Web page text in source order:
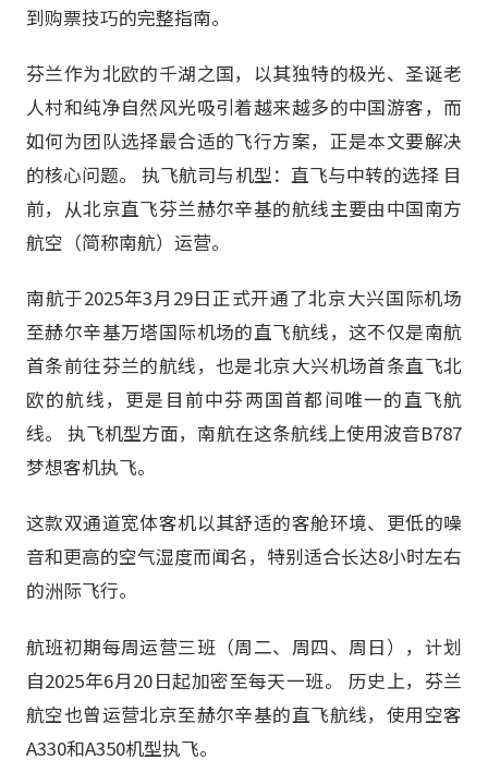
到购票技巧的完整指南。
芬兰作为北欧的千湖之国，以其独特的极光、圣诞老
人村和纯净自然风光吸引着越来越多的中国游客，而
如何为团队选择最合适的飞行方案，正是本文要解决
的核心问题。 执飞航司与机型：直飞与中转的选择 目
前，从北京直飞芬兰赫尔辛基的航线主要由中国南方
航空（简称南航）运营。
南航于2025年3月29日正式开通了北京大兴国际机场
至赫尔辛基万塔国际机场的直飞航线，这不仅是南航
首条前往芬兰的航线，也是北京大兴机场首条直飞北
欧的航线，更是目前中芬两国首都间唯一的直飞航
线。 执飞机型方面，南航在这条航线上使用波音B787
梦想客机执飞。
这款双通道宽体客机以其舒适的客舱环境、更低的噪
音和更高的空气湿度而闻名，特别适合长达8小时左右
的洲际飞行。
航班初期每周运营三班（周二、周四、周日），计划
自2025年6月20日起加密至每天一班。 历史上，芬兰
航空也曾运营北京至赫尔辛基的直飞航线，使用空客
A330和A350机型执飞。